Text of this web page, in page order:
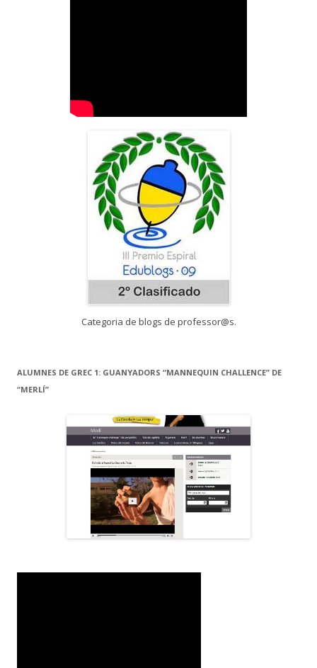
Categoria de blogs de professor@s.
ALUMNES DE GREC 1: GUANYADORS “MANNEQUIN CHALLENCE” DE
“MERLÍ”